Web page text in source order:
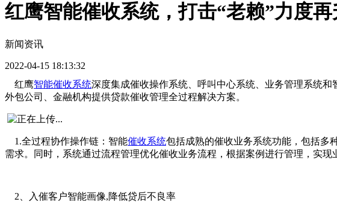
红鹰智能催收系统，打击“老赖”力度
新闻资讯
2022-04-15 18:13:32
红鹰智能催收系统深度集成催收操作系统、呼叫中心系统、业务管理系统
外包公司、金融机构提供贷款催收管理全过程解决方案。
1.全过程协作操作链：智能催收系统包括成熟的催收业务系统功能，包括多
需求。同时，系统通过流程管理优化催收业务流程，根据案例进行管理，实现
2、入催客户智能画像,降低贷后不良率